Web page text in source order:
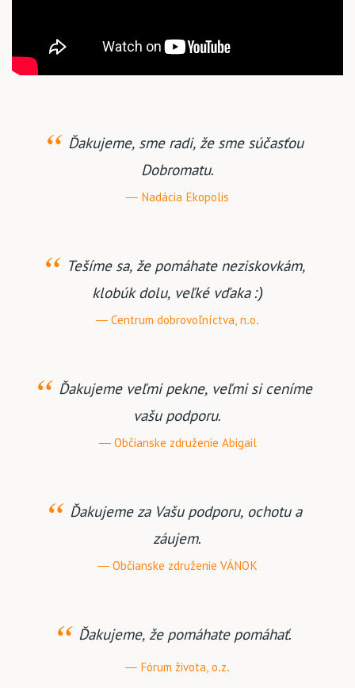
Ďakujeme, sme radi, že sme súčasťou
Dobromatu.
Nadácia Ekopolis
Tešíme sa, že pomáhate neziskovkám,
klobúk dolu, veľké vďaka :)
Centrum dobrovoľníctva, n.o.
Ďakujeme veľmi pekne, veľmi si ceníme
vašu podporu.
Občianske združenie Abigail
Ďakujeme za Vašu podporu, ochotu a
záujem.
Občianske združenie VÁNOK
Ďakujeme, že pomáhate pomáhať.
Fórum života, o.z.